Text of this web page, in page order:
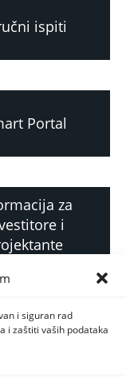
i siguran rad
i zaštiti vaših podataka
ispiti
Portal
za
i
i planski